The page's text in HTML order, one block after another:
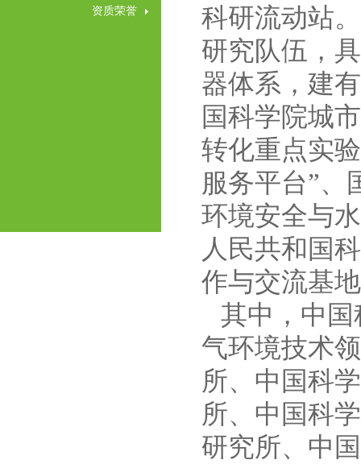
资质荣誉
科研流动站
研究队伍，
器体系，建
国科学院城
转化重点实
服务平台”、
环境安全与
人民共和国
作与交流基
其中，中国
气环境技术
所、中国科
所、中国科
研究所、中